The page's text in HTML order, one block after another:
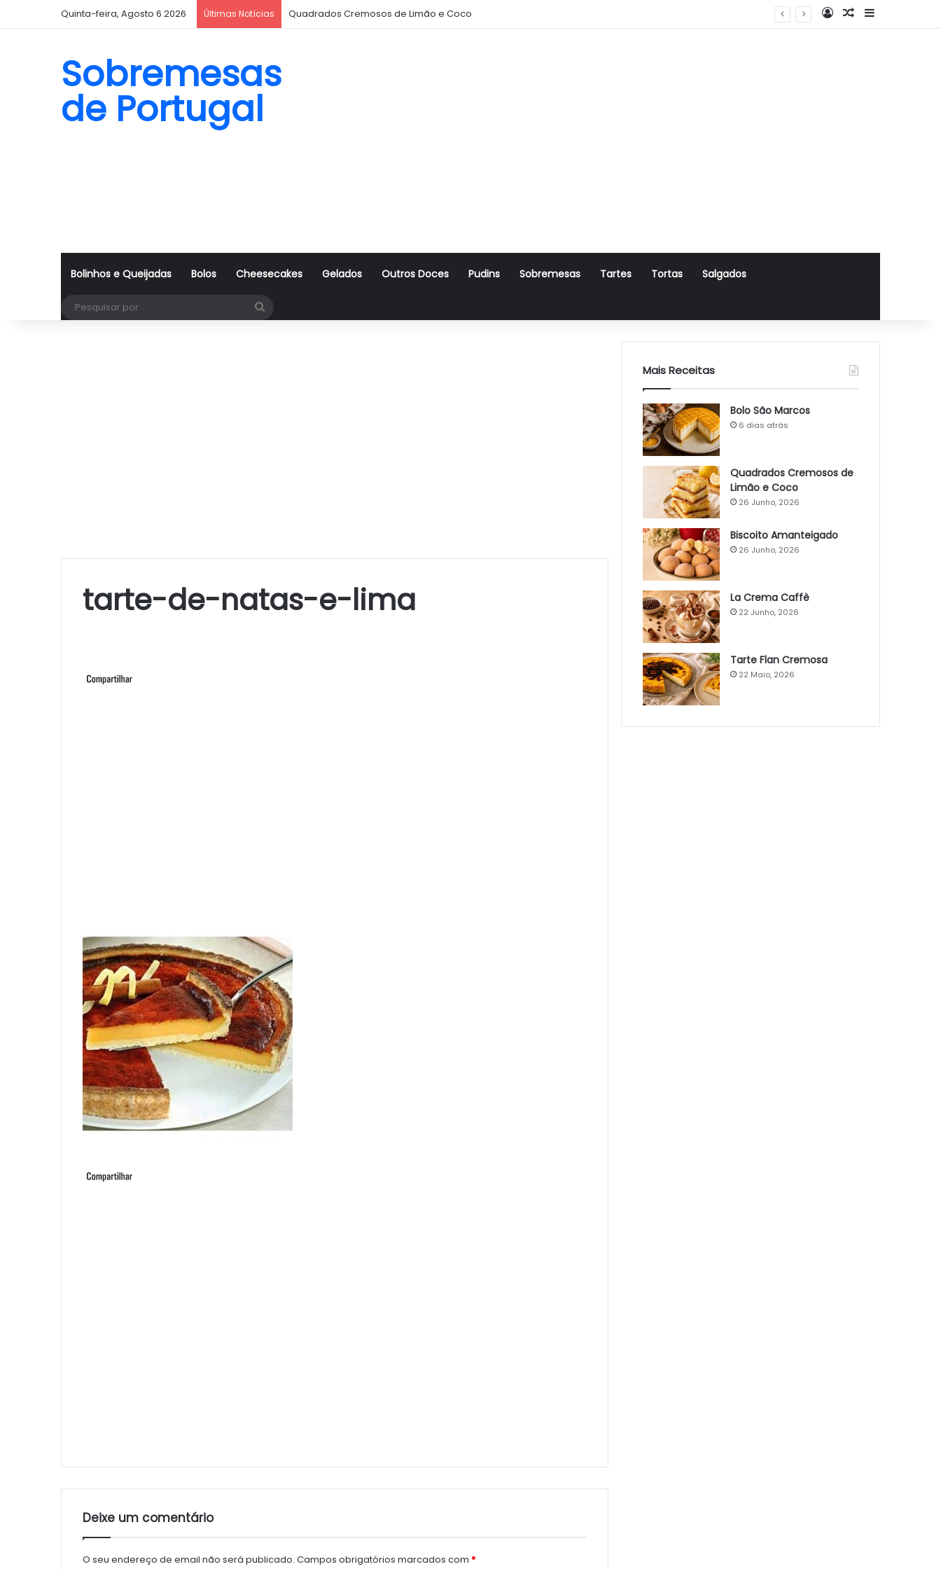
Quinta-feira, Agosto 6 2026 Últimas Notícias Quadrados Cremosos de Limão e Coco Log InArtigo Aleatório
Sidebar
Sobremesas
de Portugal
Bolinhos e Queijadas Bolos Cheesecakes Gelados Outros Doces Pudins Sobremesas Tartes Tortas Salgados
tarte-de-natas-e-lima
Deixe um comentário
O seu endereço de email não será publicado. Campos obrigatórios marcados com *
Mais Receitas
Bolo São Marcos
6 dias atrás
Quadrados Cremosos de
Limão e Coco
26 Junho, 2026
Biscoito Amanteigado
26 Junho, 2026
La Crema Caffè
22 Junho, 2026
Tarte Flan Cremosa
22 Maio, 2026